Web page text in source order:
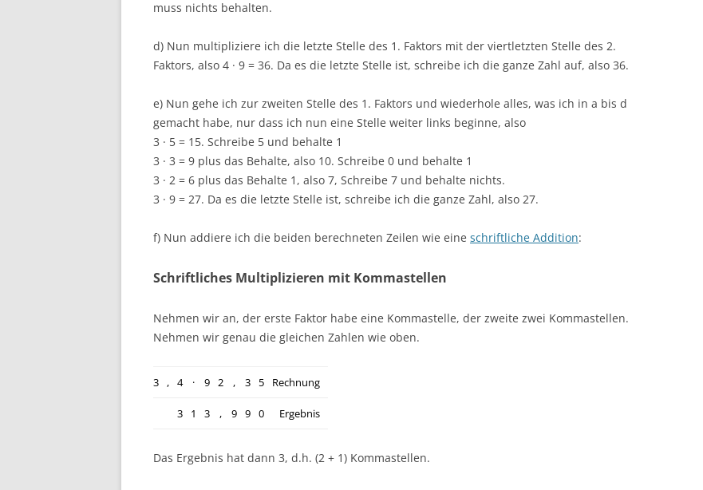
muss nichts behalten.
d) Nun multipliziere ich die letzte Stelle des 1. Faktors mit der viertletzten Stelle des 2.
Faktors, also 4 · 9 = 36. Da es die letzte Stelle ist, schreibe ich die ganze Zahl auf, also 36.
e) Nun gehe ich zur zweiten Stelle des 1. Faktors und wiederhole alles, was ich in a bis d
gemacht habe, nur dass ich nun eine Stelle weiter links beginne, also
3 · 5 = 15. Schreibe 5 und behalte 1
3 · 3 = 9 plus das Behalte, also 10. Schreibe 0 und behalte 1
3 · 2 = 6 plus das Behalte 1, also 7, Schreibe 7 und behalte nichts.
3 · 9 = 27. Da es die letzte Stelle ist, schreibe ich die ganze Zahl, also 27.
f) Nun addiere ich die beiden berechneten Zeilen wie eine schriftliche Addition:
Schriftliches Multiplizieren mit Kommastellen
Nehmen wir an, der erste Faktor habe eine Kommastelle, der zweite zwei Kommastellen.
Nehmen wir genau die gleichen Zahlen wie oben.
3 , 4 · 9 2 , 3 5 Rechnung
3 1 3 , 9 9 0 Ergebnis
Das Ergebnis hat dann 3, d.h. (2 + 1) Kommastellen.